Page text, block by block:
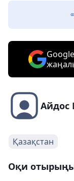
Айдос
Қазақстан
Оқи